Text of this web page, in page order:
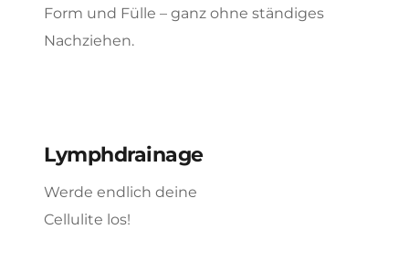
Form und Fülle – ganz ohne ständiges
Nachziehen.
Lymphdrainage
Werde endlich deine
Cellulite los!